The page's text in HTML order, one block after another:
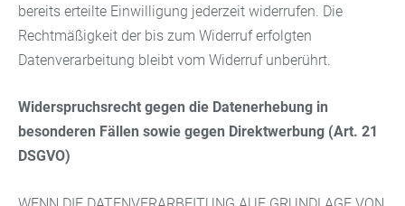
bereits erteilte Einwilligung jederzeit widerrufen. Die
Rechtmäßigkeit der bis zum Widerruf erfolgten
Datenverarbeitung bleibt vom Widerruf unberührt.
Widerspruchsrecht gegen die Datenerhebung in
besonderen Fällen sowie gegen Direktwerbung (Art. 21
DSGVO)